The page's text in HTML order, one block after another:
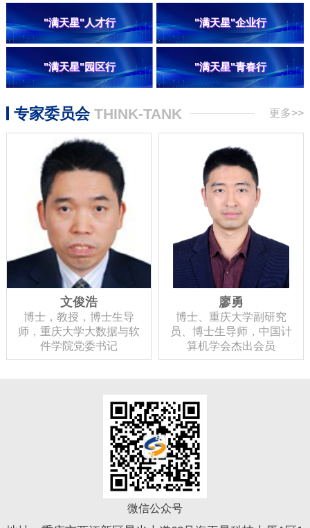
"满天星"人才行 "满天星"企业行
"满天星"园区行 "满天星"青春行
专家委员会 THINK-TANK 更多>>
文俊浩
博士，教授，博士生导
师，重庆大学大数据与软
件学院党委书记
廖勇
博士、重庆大学副研究
员、博士生导师，中国计
算机学会杰出会员
微信公众号